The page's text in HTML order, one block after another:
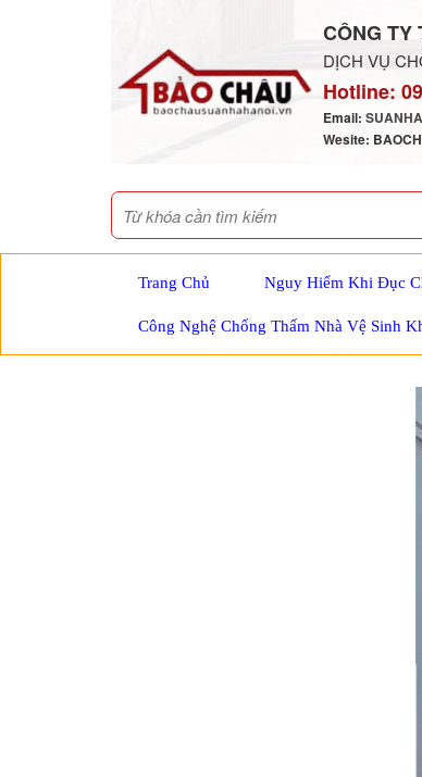
CÔNG TY
DỊCH VỤ
Hotline:
Email:
Wesite:
Trang Chủ Nguy Hiểm Khi Đục
Công Nghệ Chống Thấm Nhà Vệ Sinh